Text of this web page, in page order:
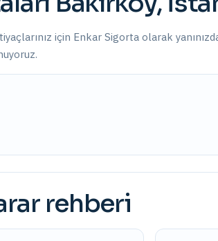
için Enkar Sigorta olarak
rehberi